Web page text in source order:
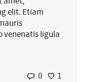
elit. Etiam
venenatis ligula
0 1